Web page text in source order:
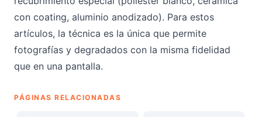
con coating, aluminio anodizado). Para estos
artículos, la técnica es la única que permite
fotografías y degradados con la misma fidelidad
que en una pantalla.
PÁGINAS RELACIONADAS